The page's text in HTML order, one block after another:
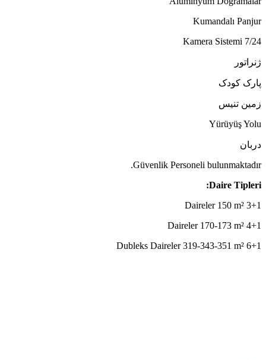
Kumandalı Panjur
7/24 Kamera Sistemi
ژنراتور
پارک کودک
زمین تنیس
Yürüyüş Yolu
دربان
Güvenlik Personeli bulunmaktadır.
Daire Tipleri:
3+1 Daireler 150 m²
4+1 Daireler 170-173 m²
6+1 Dubleks Daireler 319-343-351 m²